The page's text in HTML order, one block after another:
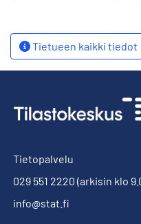
Tietueen kaikki tiedot
Tietopalvelu
029 551 2220 (arkisin klo
info@stat.fi